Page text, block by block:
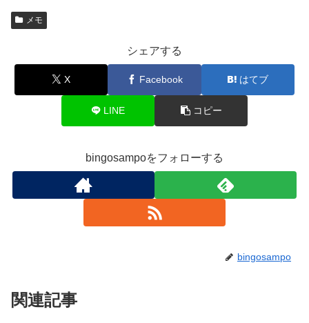
メモ
シェアする
X Facebook はてブ
LINE コピー
bingosampoをフォローする
bingosampo
関連記事